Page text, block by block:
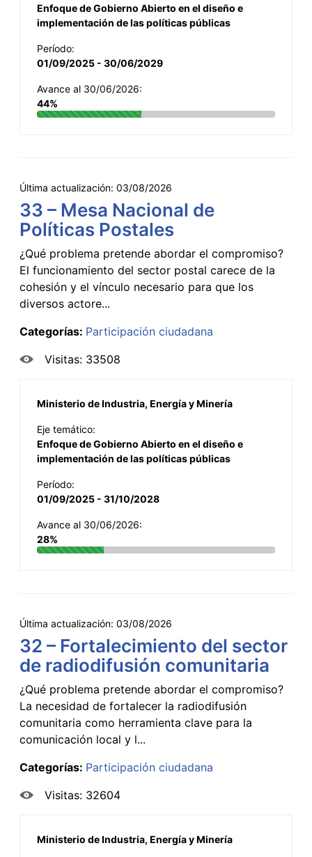
Enfoque de Gobierno Abierto en el diseño e
implementación de las políticas públicas
Período:
01/09/2025 - 30/06/2029
Avance al 30/06/2026:
44%
Última actualización: 03/08/2026
33 – Mesa Nacional de
Políticas Postales
¿Qué problema pretende abordar el compromiso?
El funcionamiento del sector postal carece de la
cohesión y el vínculo necesario para que los
diversos actore...
Categorías: Participación ciudadana
Visitas: 33508
Ministerio de Industria, Energía y Minería
Eje temático:
Enfoque de Gobierno Abierto en el diseño e
implementación de las políticas públicas
Período:
01/09/2025 - 31/10/2028
Avance al 30/06/2026:
28%
Última actualización: 03/08/2026
32 – Fortalecimiento del sector
de radiodifusión comunitaria
¿Qué problema pretende abordar el compromiso?
La necesidad de fortalecer la radiodifusión
comunitaria como herramienta clave para la
comunicación local y l...
Categorías: Participación ciudadana
Visitas: 32604
Ministerio de Industria, Energía y Minería